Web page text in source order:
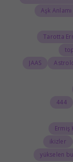
Tarotta
JAAS
444
Ermiş
ikizler
yükselen